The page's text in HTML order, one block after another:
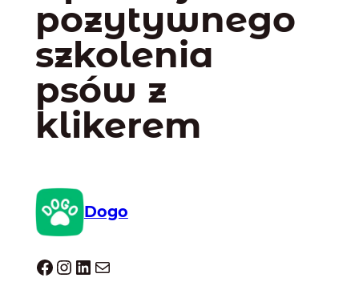
pozytywnego
szkolenia
psów z
klikerem
Dogo
Dogo facebook InstagramLinkedIn Mail